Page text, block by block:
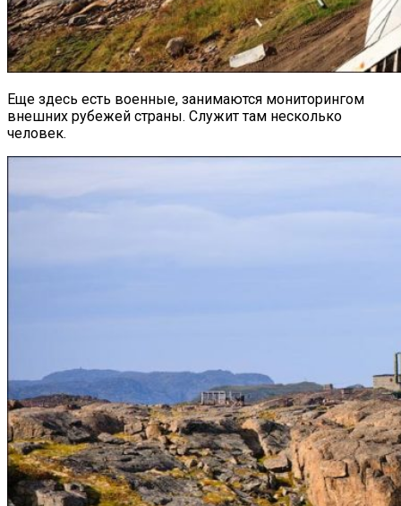
Еще здесь есть военные, занимаются мониторингом
внешних рубежей страны. Служит там несколько
человек.